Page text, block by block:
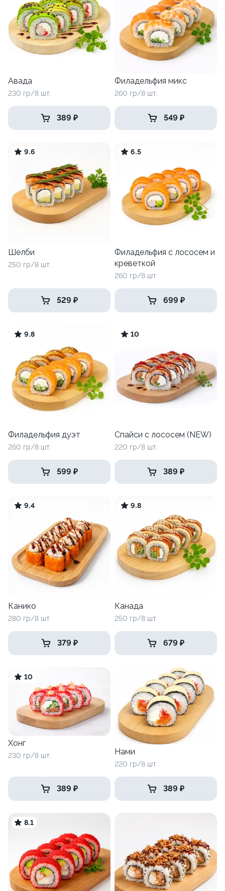
Авада
230 гр/8 шт.
389 ₽
Филадельфия микс
260 гр/8 шт.
549 ₽
9.6
Шелби
250 гр/8 шт.
529 ₽
6.5
Филадельфия с лососем и
креветкой
260 гр/8 шт
699 ₽
9.8
Филадельфия дуэт
260 гр/8 шт.
599 ₽
10
Спайси с лососем (NEW)
220 гр/8 шт.
389 ₽
9.4
Канико
280 гр/8 шт
379 ₽
9.8
Канада
250 гр/8 шт
679 ₽
10
Хонг
230 гр/8 шт.
389 ₽
Нами
220 гр/8 шт
389 ₽
8.1